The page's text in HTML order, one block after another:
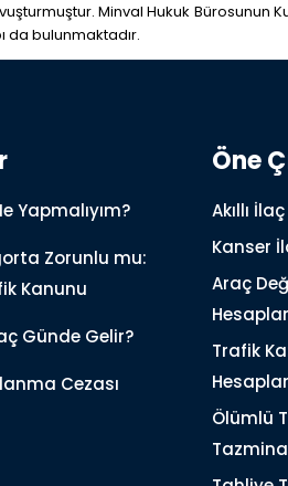
Minval Hukuk Bürosunun
da bulunmaktadır.
Yapmalıyım?
Zorunlu mu:
Kanunu
Günde Gelir?
Cezası
Öne
Akıllı
Kanser
Araç
Trafik
Ölümlü